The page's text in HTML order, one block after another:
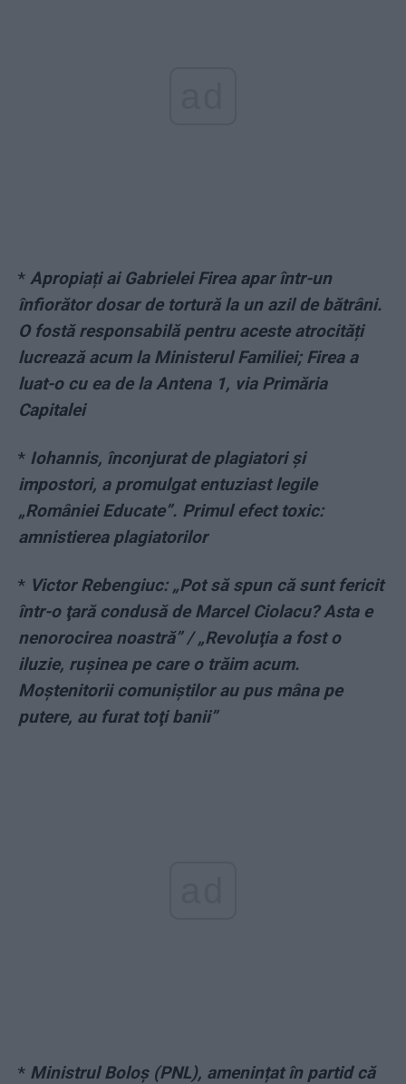
* Apropiați ai Gabrielei Firea apar într-un
înfiorător dosar de tortură la un azil de bătrâni.
O fostă responsabilă pentru aceste atrocități
lucrează acum la Ministerul Familiei; Firea a
luat-o cu ea de la Antena 1, via Primăria
Capitalei
* Iohannis, înconjurat de plagiatori și
impostori, a promulgat entuziast legile
„României Educate”. Primul efect toxic:
amnistierea plagiatorilor
* Victor Rebengiuc: „Pot să spun că sunt fericit
într-o ţară condusă de Marcel Ciolacu? Asta e
nenorocirea noastră” / „Revoluţia a fost o
iluzie, ruşinea pe care o trăim acum.
Moştenitorii comuniştilor au pus mâna pe
putere, au furat toţi banii”
* Ministrul Boloș (PNL), amenințat în partid că